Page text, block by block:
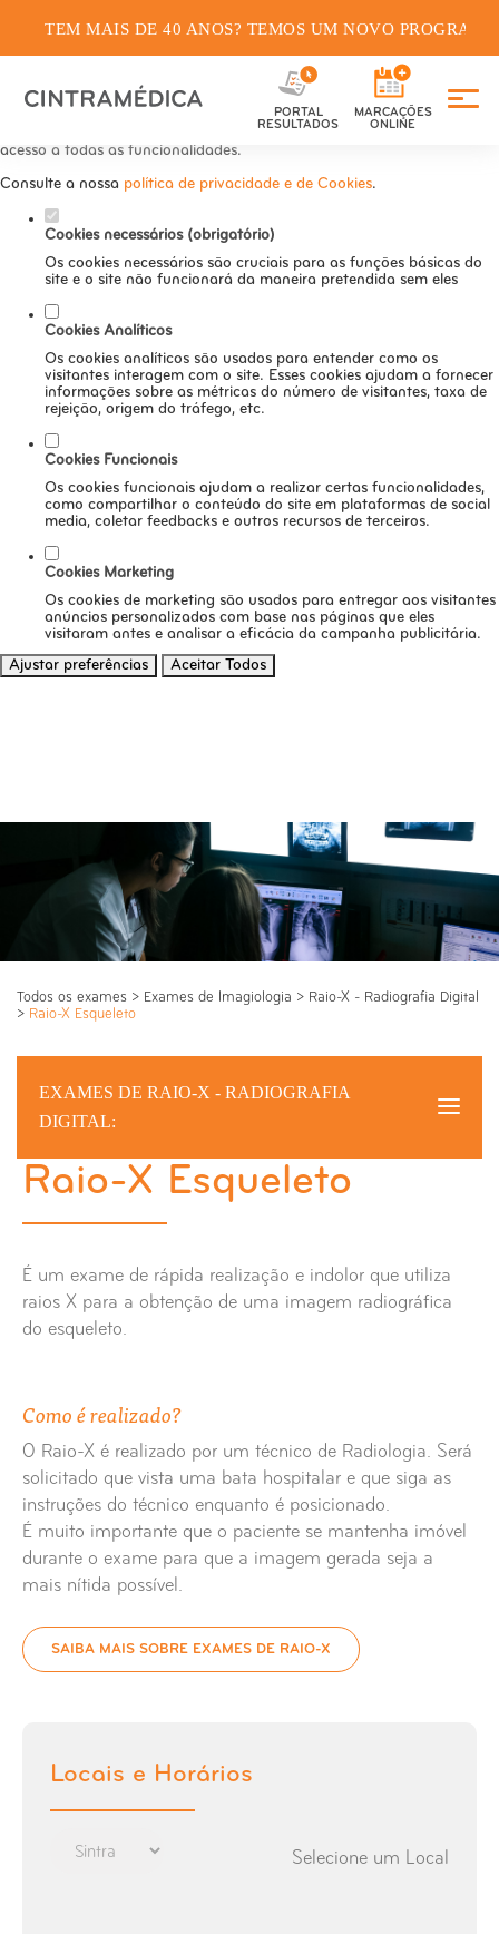
Defina as suas preferências de
cookies para este website.
Este website utiliza cookies estritamente necessários, analíticos e
acesso a todas as funcionalidades.
Consulte a nossa política de privacidade e de Cookies.
Cookies necessários (obrigatório)
Os cookies necessários são cruciais para as funções básicas do
site e o site não funcionará da maneira pretendida sem eles
Cookies Analíticos
Os cookies analíticos são usados para entender como os
visitantes interagem com o site. Esses cookies ajudam a fornecer
informações sobre as métricas do número de visitantes, taxa de
rejeição, origem do tráfego, etc.
Cookies Funcionais
Os cookies funcionais ajudam a realizar certas funcionalidades,
como compartilhar o conteúdo do site em plataformas de social
media, coletar feedbacks e outros recursos de terceiros.
Cookies Marketing
Os cookies de marketing são usados para entregar aos visitantes
anúncios personalizados com base nas páginas que eles
visitaram antes e analisar a eficácia da campanha publicitária.
Ajustar preferências
Aceitar Todos
TEM MAIS DE 40 ANOS? TEMOS UM NOVO
PORTAL
RESULTADOS
MARCAÇÕES
ONLINE
Todos os exames > Exames de Imagiologia > Raio-X - Radiografia Digital
> Raio-X Esqueleto
EXAMES DE RAIO-X - RADIOGRAFIA
DIGITAL:
Raio-X Esqueleto
Raio-X Abdómen
Raio-X Anca
Raio-X Apófice Estilóides
Raio-X Articulação Externo Clavicular
Raio-X Articulação Temporo-Maxilar
Raio-X Articulações Sacro Ilíacas
Raio-X Bacia
Raio-X Buracos Ópticos Bilaterais
Raio-X Esqueleto
É um exame de rápida realização e indolor que utiliza
raios X para a obtenção de uma imagem radiográfica
do esqueleto.
Como é realizado?
O Raio-X é realizado por um técnico de Radiologia. Será
solicitado que vista uma bata hospitalar e que siga as
instruções do técnico enquanto é posicionado.
É muito importante que o paciente se mantenha imóvel
durante o exame para que a imagem gerada seja a
mais nítida possível.
SAIBA MAIS SOBRE EXAMES DE RAIO-X
Locais e Horários
Selecione um Local